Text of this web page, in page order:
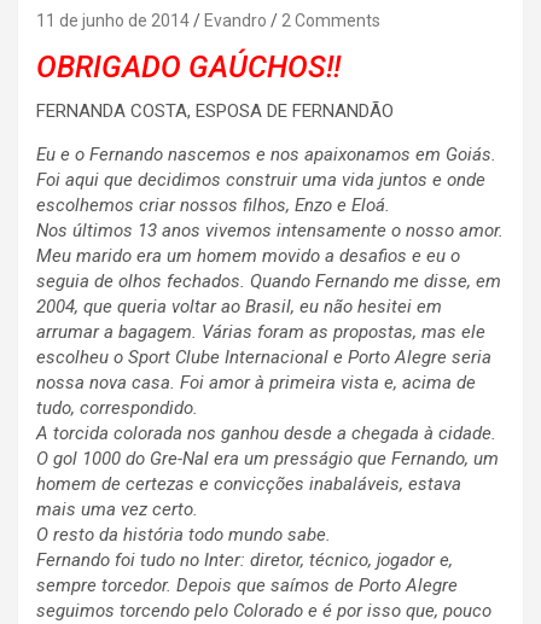
11 de junho de 2014 Evandro 2 Comments
OBRIGADO GAÚCHOS!!
FERNANDA COSTA, ESPOSA DE FERNANDÃO
Eu e o Fernando nascemos e nos apaixonamos em Goiás.
Foi aqui que decidimos construir uma vida juntos e onde
escolhemos criar nossos filhos, Enzo e Eloá.
Nos últimos 13 anos vivemos intensamente o nosso amor.
Meu marido era um homem movido a desafios e eu o
seguia de olhos fechados. Quando Fernando me disse, em
2004, que queria voltar ao Brasil, eu não hesitei em
arrumar a bagagem. Várias foram as propostas, mas ele
escolheu o Sport Clube Internacional e Porto Alegre seria
nossa nova casa. Foi amor à primeira vista e, acima de
tudo, correspondido.
A torcida colorada nos ganhou desde a chegada à cidade.
O gol 1000 do Gre-Nal era um presságio que Fernando, um
homem de certezas e convicções inabaláveis, estava
mais uma vez certo.
O resto da história todo mundo sabe.
Fernando foi tudo no Inter: diretor, técnico, jogador e,
sempre torcedor. Depois que saímos de Porto Alegre
seguimos torcendo pelo Colorado e é por isso que, pouco